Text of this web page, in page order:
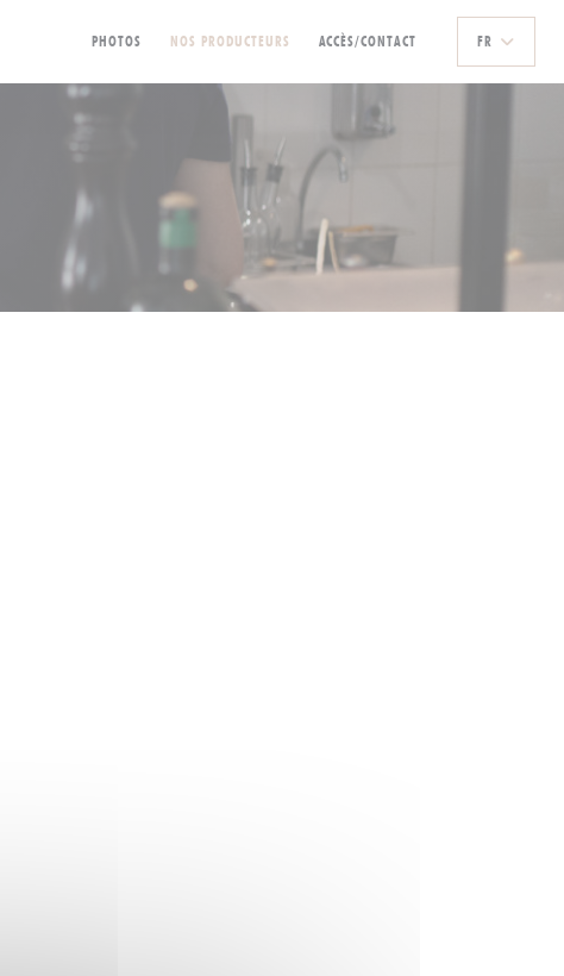
PHOTOS NOS PRODUCTEURS ACCÈS/CONTACT FR